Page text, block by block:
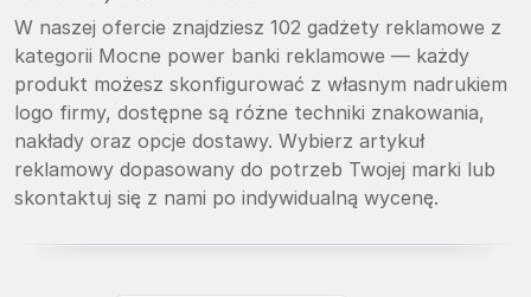
W naszej ofercie znajdziesz 102 gadżety reklamowe z
kategorii Mocne power banki reklamowe — każdy
produkt możesz skonfigurować z własnym nadrukiem
logo firmy, dostępne są różne techniki znakowania,
nakłady oraz opcje dostawy. Wybierz artykuł
reklamowy dopasowany do potrzeb Twojej marki lub
skontaktuj się z nami po indywidualną wycenę.